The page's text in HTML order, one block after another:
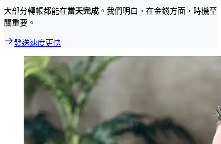
大部分轉帳都能在當天完成 。我們明白，在金錢方面，時機至
關重要。
發送速度更快